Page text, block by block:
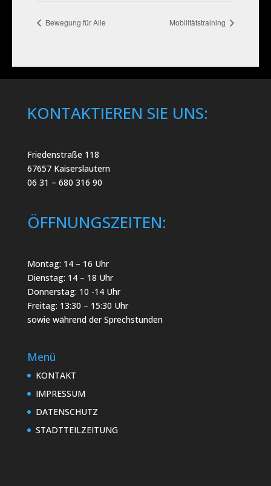
Bewegung für Alle Mobilitätstraining
KONTAKTIEREN SIE UNS:
Friedenstraße 118
67657 Kaiserslautern
06 31 – 680 316 90
ÖFFNUNGSZEITEN:
Montag: 14 – 16 Uhr
Dienstag: 14 – 18 Uhr
Donnerstag: 10 -14 Uhr
Freitag: 13:30 – 15:30 Uhr
sowie während der Sprechstunden
Menü
KONTAKT
IMPRESSUM
DATENSCHUTZ
STADTTEILZEITUNG